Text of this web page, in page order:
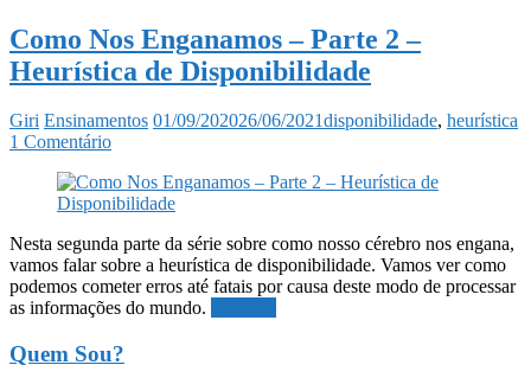
Como Nos Enganamos – Parte 2 –
Heurística de Disponibilidade
Giri Ensinamentos 01/09/202026/06/2021disponibilidade, heurística
1 Comentário
Nesta segunda parte da série sobre como nosso cérebro nos engana,
vamos falar sobre a heurística de disponibilidade. Vamos ver como
podemos cometer erros até fatais por causa deste modo de processar
as informações do mundo.
Quem Sou?